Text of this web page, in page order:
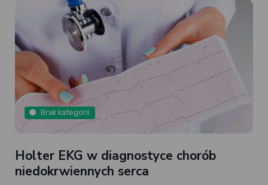
Brak kategorii
Holter EKG w diagnostyce chorób
niedokrwiennych serca